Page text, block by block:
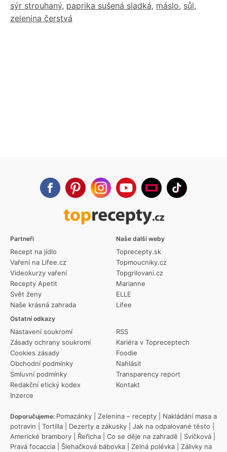
sýr strouhaný, paprika sušená sladká, máslo, sůl,
zelenina čerstvá
Partneři
Recept na jídlo
Vaření na Lifee.cz
Videokurzy vaření
Recepty Apetit
Svět ženy
Naše krásná zahrada
Ostatní odkazy
Nastavení soukromí
Zásady ochrany soukromí
Cookies zásady
Obchodní podmínky
Smluvní podmínky
Redakční etický kodex
Inzerce
RSS
Kariéra v Topreceptech
Foodie
Nahlásit
Transparency report
Kontakt
Naše další weby
Toprecepty.sk
Topmoucniky.cz
Topgrilovani.cz
Marianne
ELLE
Lifee
Doporučujeme: Pomazánky Zelenina – recepty
Nakládání masa a
potravin
Tortilla Dezerty a zákusky Jak na odpalované těsto
Americké brambory
Řeřicha Co se děje na zahradě Svíčková
Pravá focaccia
Šlehačková bábovka Zelná polévka
Zálivky na